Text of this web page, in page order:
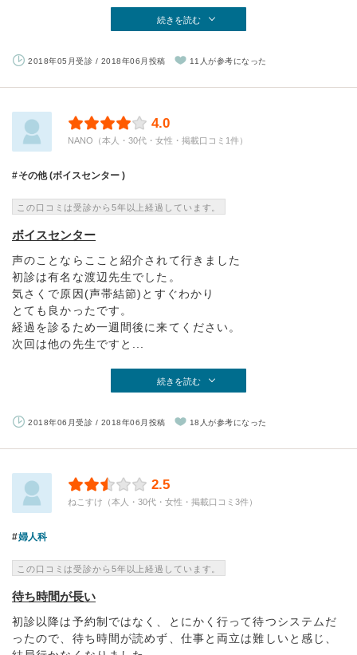
続きを読む
2018年05月受診 / 2018年06月投稿 11人が参考になった
4.0
NANO（本人・30代・女性・掲載口コミ1件）
その他 (ボイスセンター )
この口コミは受診から5年以上経過しています。
ボイスセンター
声のことならここと紹介されて行きました
初診は有名な渡辺先生でした。
気さくで原因(声帯結節)とすぐわかり
とても良かったです。
経過を診るため一週間後に来てください。
次回は他の先生ですと...
続きを読む
2018年06月受診 / 2018年06月投稿 18人が参考になった
2.5
ねこすけ（本人・30代・女性・掲載口コミ3件）
婦人科
この口コミは受診から5年以上経過しています。
待ち時間が長い
初診以降は予約制ではなく、とにかく行って待つシステムだ
ったので、待ち時間が読めず、仕事と両立は難しいと感じ、